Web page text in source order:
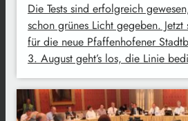
Die Tests sind erfolgreich
schon grünes Licht gegeben.
für die neue Pfaffenhofener
3. August geht’s los, die Linie